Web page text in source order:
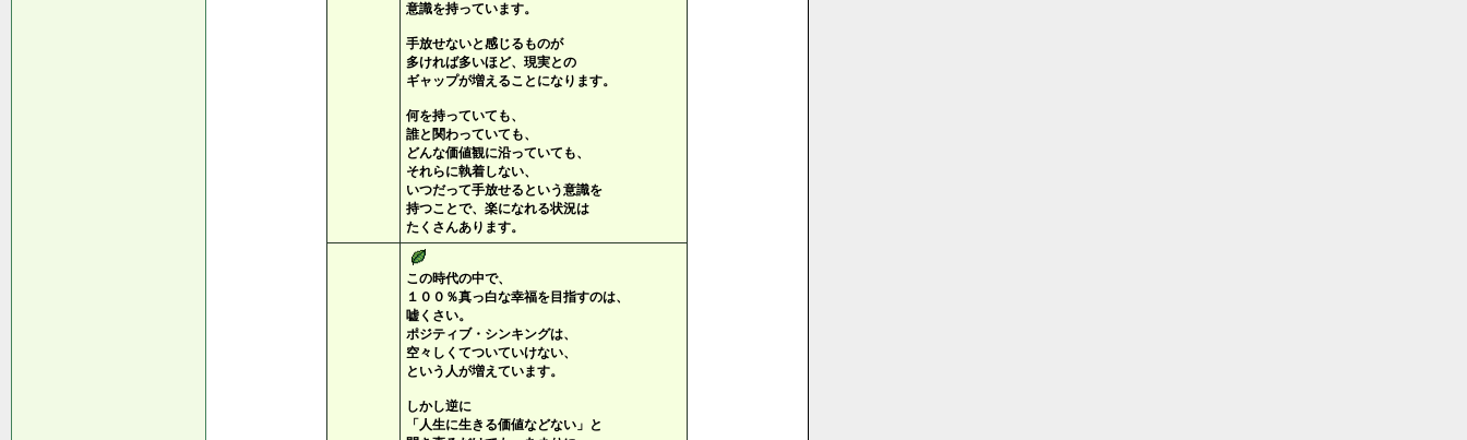
意識を持っています。
手放せないと感じるものが
多ければ多いほど、現実との
ギャップが増えることになります。
何を持っていても、
誰と関わっていても、
どんな価値観に沿っていても、
それらに執着しない、
いつだって手放せるという意識を
持つことで、楽になれる状況は
たくさんあります。
この時代の中で、
１００％真っ白な幸福を目指すのは、
嘘くさい。
ポジティブ・シンキングは、
空々しくてついていけない、
という人が増えています。
しかし逆に
「人生に生きる価値などない」と